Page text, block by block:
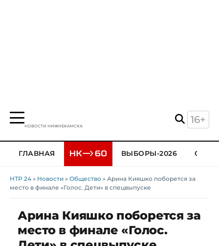
НОВОСТИ НИЖНЕКАМСКА
16+
ГЛАВНАЯ ВЫБОРЫ-2026
НТР 24 » Новости » Общество » Арина Кияшко поборется за
место в финале «Голос. Дети» в спецвыпуске
Арина Кияшко поборется за
место в финале «Голос.